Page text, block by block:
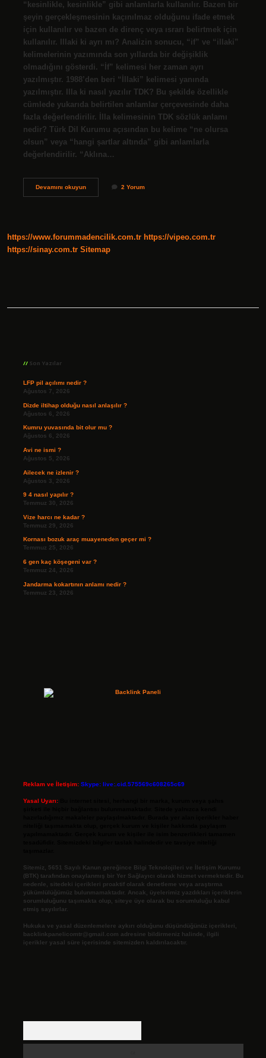
“kesinlikle, kesinlikle” gibi anlamlarla kullanılır. Bazen bir
şeyin gerçekleşmesinin kaçınılmaz olduğunu ifade etmek
için kullanılır ve bazen de direnç veya ısrarı belirtmek için
kullanılır. Illaki ki ayrı mı? Analizin sonucu, “if” ve “illaki”
kelimelerinin yazımında son yıllarda bir değişiklik
olmadığını gösterdi. “İf” kelimesi her zaman ayrı
yazılmıştır. 1988’den beri “İllaki” kelimesi yanında
yazılmıştır. Illa ki nasıl yazılır TDK? Bu şekilde özellikle
cümlede yukarıda belirtilen anlamlar çerçevesinde daha
fazla değerlendirilir. İlla kelimesinin TDK sözlük anlamı
nedir? Türk Dil Kurumu açısından bu kelime “ne olursa
olsun” veya “hangi şartlar altında” gibi anlamlarla
değerlendirilir. “Aklına…
Devamını okuyunIllaki
2 Yorum
https://www.forummadencilik.com.tr https://vipeo.com.tr
https://sinay.com.tr Sitemap
Son Yazılar
LFP pil açılımı nedir ?
Ağustos 7, 2026
Dizde iltihap olduğu nasıl anlaşılır ?
Ağustos 6, 2026
Kumru yuvasında bit olur mu ?
Ağustos 6, 2026
Avi ne ismi ?
Ağustos 5, 2026
Ailecek ne izlenir ?
Ağustos 3, 2026
9 4 nasıl yapılır ?
Temmuz 30, 2026
Vize harcı ne kadar ?
Temmuz 29, 2026
Kornası bozuk araç muayeneden geçer mi ?
Temmuz 25, 2026
6 gen kaç köşegeni var ?
Temmuz 24, 2026
Jandarma kokartının anlamı nedir ?
Temmuz 23, 2026
Reklam ve İletişim: Skype: live:.cid.575569c608265c69
Yasal Uyarı:
Sitemiz, 5651 Sayılı Kanun gereğince Bilgi Teknolojileri ve İletişim Kurumu
(BTK) tarafından onaylanmış bir Yer Sağlayıcı olarak hizmet vermektedir. Bu
nedenle, sitedeki içerikleri proaktif olarak denetleme veya araştırma
yükümlülüğümüz bulunmamaktadır. Ancak, üyelerimiz yazdıkları içeriklerin
sorumluluğunu taşımakta olup, siteye üye olarak bu sorumluluğu kabul
etmiş sayılırlar.
Hukuka ve yasal düzenlemelere aykırı olduğunu düşündüğünüz içerikleri,
backlinkpanelicomtr@gmail.com adresine bildirmeniz halinde, ilgili
içerikler yasal süre içerisinde sitemizden kaldırılacaktır.